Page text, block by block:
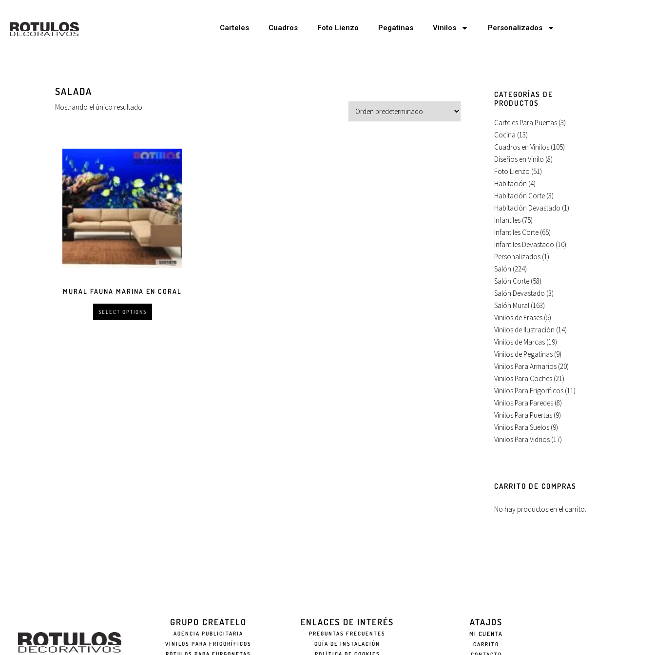
Carteles Cuadros Foto Lienzo Pegatinas Vinilos Personalizados
SALADA
Mostrando el único resultado
MURAL FAUNA MARINA EN CORAL
SELECT OPTIONS
CATEGORÍAS DE
PRODUCTOS
Carteles Para Puertas (3)
Cocina (13)
Cuadros en Vinilos (105)
Diseños en Vinilo (8)
Foto Lienzo (51)
Habitación (4)
Habitación Corte (3)
Habitación Devastado (1)
Infantiles (75)
Infantiles Corte (65)
Infantiles Devastado (10)
Personalizados (1)
Salón (224)
Salón Corte (58)
Salón Devastado (3)
Salón Mural (163)
Vinilos de Frases (5)
Vinilos de Ilustración (14)
Vinilos de Marcas (19)
Vinilos de Pegatinas (9)
Vinilos Para Armarios (20)
Vinilos Para Coches (21)
Vinilos Para Frigorificos (11)
Vinilos Para Paredes (8)
Vinilos Para Puertas (9)
Vinilos Para Suelos (9)
Vinilos Para Vidrios (17)
CARRITO DE COMPRAS
No hay productos en el carrito.
GRUPO CREATELO
AGENCIA PUBLICITARIA
VINILOS PARA FRIGORÍFICOS
ENLACES DE INTERÉS
PREGUNTAS FRECUENTES
GUÍA DE INSTALACIÓN
ATAJOS
MI CUENTA
CARRITO